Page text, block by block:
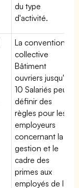
du type
d'activité.
La convention
collective
Bâtiment
ouvriers jusqu'à
10 Salariés peut
définir des
règles pour les
employeurs
concernant la
gestion et le
cadre des
primes aux
employés de la